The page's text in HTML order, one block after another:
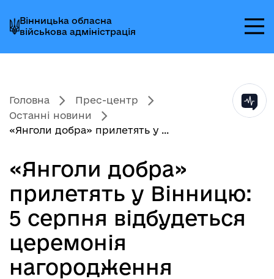
до
головного
меню
до
головного
вмісту
до
головного
колонтитула
Вінницька обласна
військова адміністрація
Головна
Прес-центр
Останні новини
«Янголи добра» прилетять у ...
«Янголи добра»
прилетять у Вінницю:
5 серпня відбудеться
церемонія
нагородження